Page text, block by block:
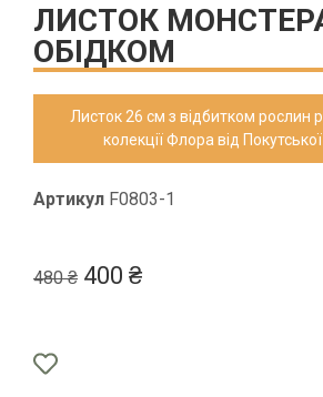
ЛИСТОК
ОБІДКОМ
Листок 26 см з відбитком рослин
колекції Флора від
Артикул F0803-1
480₴ 400 ₴